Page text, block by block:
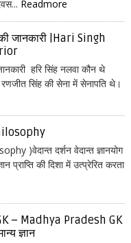
Readmore
जानकारी |Hari Singh
हरि सिंह नलवा कौन थे
सिंह की सेना में सेनापति थे।
)वेदान्त दर्शन वेदान्त ज्ञानयोग
प्राप्ति की दिशा में उत्प्रेरित करता
– Madhya Pradesh GK
ज्ञान